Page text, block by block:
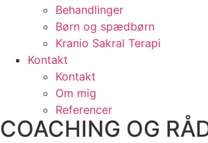
Behandlinger
Børn og spædbørn
Kranio Sakral Terapi
Kontakt
Kontakt
Om mig
Referencer
COACHING OG